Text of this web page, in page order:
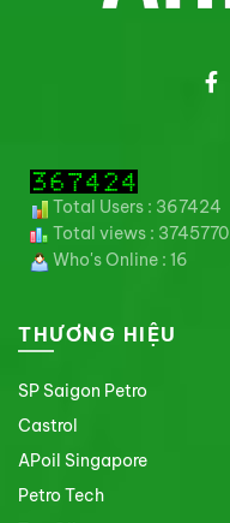
Total Users : 367424
Total views : 3745770
Who's Online : 16
THƯƠNG HIỆU
SP Saigon Petro
Castrol
APoil Singapore
Petro Tech